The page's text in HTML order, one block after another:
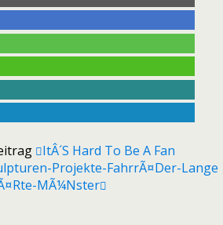
ItÂ´s Hard To Be A Fan
Projekte-FahrrÃ¤der-Lange
MÃ¼nster